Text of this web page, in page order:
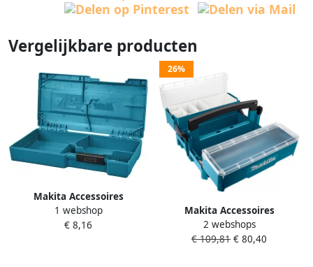
Vergelijkbare producten
Makita Accessoires
Gereedschapskoffer
multitoolaccessoires DTM52
1 webshop
€ 8,16
26%
Makita Accessoires
Uitklapbare
gereedschapskoffer met vier
2 webshops
€ 109,81 € 80,40